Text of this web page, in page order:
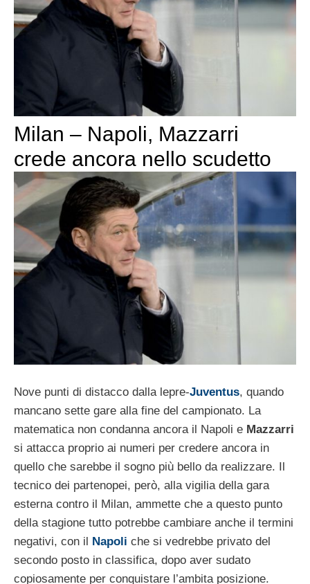
Milan – Napoli, Mazzarri
crede ancora nello scudetto
Nove punti di distacco dalla lepre-Juventus, quando
mancano sette gare alla fine del campionato. La
matematica non condanna ancora il Napoli e Mazzarri
si attacca proprio ai numeri per credere ancora in
quello che sarebbe il sogno più bello da realizzare. Il
tecnico dei partenopei, però, alla vigilia della gara
esterna contro il Milan, ammette che a questo punto
della stagione tutto potrebbe cambiare anche il termini
negativi, con il Napoli che si vedrebbe privato del
secondo posto in classifica, dopo aver sudato
copiosamente per conquistare l’ambita posizione.